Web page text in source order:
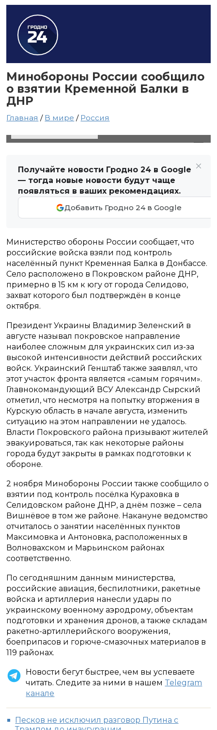
Минобороны России сообщило
о взятии Кременной Балки в
ДНР
Главная / В мире / Россия
Получайте новости Гродно 24 в Google
— тогда новые новости будут чаще
появляться в ваших рекомендациях.
Добавить Гродно 24 в Google
Министерство обороны России сообщает, что
российские войска взяли под контроль
населённый пункт Кременная Балка в Донбассе.
Село расположено в Покровском районе ДНР,
примерно в 15 км к югу от города Селидово,
захват которого был подтверждён в конце
октября.
Президент Украины Владимир Зеленский в
августе называл покровское направление
наиболее сложным для украинских сил из-за
высокой интенсивности действий российских
войск. Украинский Генштаб также заявлял, что
этот участок фронта является «самым горячим».
Главнокомандующий ВСУ Александр Сырский
отметил, что несмотря на попытку вторжения в
Курскую область в начале августа, изменить
ситуацию на этом направлении не удалось.
Власти Покровского района призывают жителей
эвакуироваться, так как некоторые районы
города будут закрыты в рамках подготовки к
обороне.
2 ноября Минобороны России также сообщило о
взятии под контроль посёлка Кураховка в
Селидовском районе ДНР, а днём позже – села
Вишнёвое в том же районе. Накануне ведомство
отчиталось о занятии населённых пунктов
Максимовка и Антоновка, расположенных в
Волновахском и Марьинском районах
соответственно.
По сегодняшним данным министерства,
российские авиация, беспилотники, ракетные
войска и артиллерия нанесли удары по
украинскому военному аэродрому, объектам
подготовки и хранения дронов, а также складам
ракетно-артиллерийского вооружения,
боеприпасов и горюче-смазочных материалов в
119 районах.
Новости бегут быстрее, чем вы успеваете
читать. Следите за ними в нашем Telegram
канале
Песков не исключил разговор Путина с